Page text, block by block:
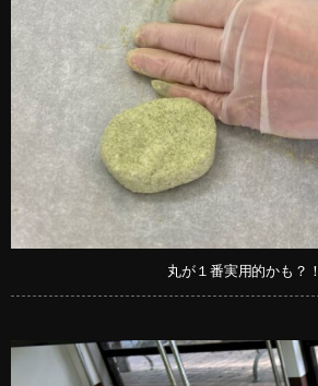
丸が１番実用的かも？！